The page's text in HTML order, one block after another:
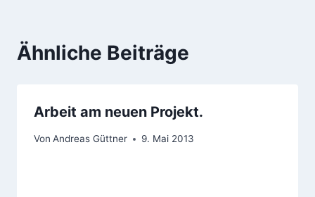
Ähnliche Beiträge
Arbeit am neuen Projekt.
Von Andreas Güttner 9. Mai 2013